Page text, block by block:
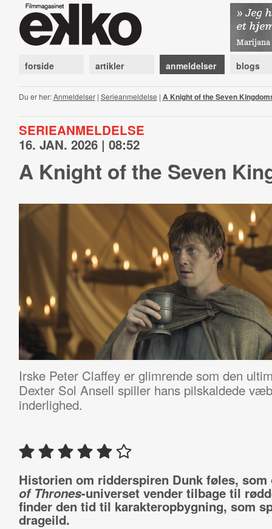
forside artikler anmeldelser blogs
Du er her:Anmeldelser| Serieanmeldelse | A Knight of the Seven
SERIEANMELDELSE
16. JAN. 2026 | 08:52
A Knight of the Seven
Irske Peter Claffey er glimrende som den
Dexter Sol Ansell spiller hans pilskaldede
inderlighed.
Historien om ridderspiren Dunk føles,
of Thrones-universet vender tilbage til
finder den tid til karakteropbygning, som
drageild.